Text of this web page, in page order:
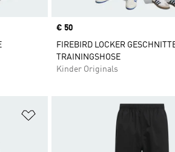
Price
€ 50
FIREBIRD LOCKER
TRAININGSHOSE
Kinder Originals
Zur Wunschliste hinzufügen